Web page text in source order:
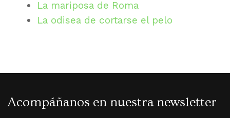
La mariposa de Roma
La odisea de cortarse el pelo
Acompáñanos en nuestra newsletter